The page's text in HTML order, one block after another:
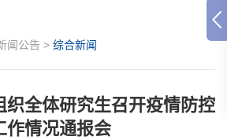
闻公告 > 综合新闻
织全体研究生召开疫情防控
作情况通报会